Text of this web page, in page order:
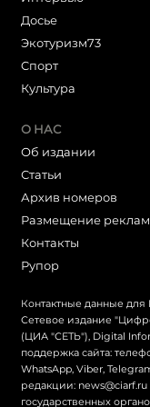
Досье
Экотуризм73
Cпорт
Культура
О НАС
Об издании
Статьи
Архив номеров
Размещение
Контакты
Рупор
Контактные данные для
Сетевое издание
(ЦИА "СЕТЬ"), Digital
поддержка сайта:
WhatsApp, Viber,
редакции:
государственных